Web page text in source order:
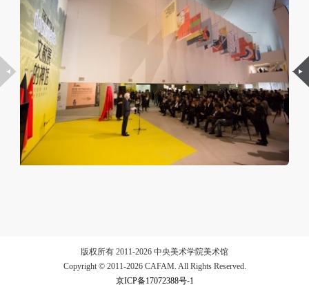
版权所有 2011-2026 中央美术学院美术馆
Copyright © 2011-2026 CAFAM. All Rights Reserved.
京ICP备17072388号-1
容包括：①中央美术学院美术馆②中央美术学院校园
内○3由中央美术学院公共教育部策划或执行的一切活
动。
（2）、使用形式 用于中央美术学院图书出版、销售
附带光盘及宣传资料。
（3）、使用地域范围
适用地域范围包括国内和国外。
使用肖像的媒介限于不损害甲方肖像权的任何媒介
（如杂志、网络等）。
乙方于拍摄完带有甲方肖像的作品无需支付甲方任何
容包括：①中央美术学院美术馆②中央美术学院校园
内○3由中央美术学院公共教育部策划或执行的一切活
动。
（2）、使用形式 用于中央美术学院图书出版、销售
附带光盘及宣传资料。
（3）、使用地域范围
适用地域范围包括国内和国外。
使用肖像的媒介限于不损害甲方肖像权的任何媒介
（如杂志、网络等）。
乙方于拍摄完带有甲方肖像的作品无需支付甲方任何
容包括：①中央美术学院美术馆②中央美术学院校园
内○3由中央美术学院公共教育部策划或执行的一切活
动。
（2）、使用形式 用于中央美术学院图书出版、销售
附带光盘及宣传资料。
（3）、使用地域范围
适用地域范围包括国内和国外。
使用肖像的媒介限于不损害甲方肖像权的任何媒介
（如杂志、网络等）。
乙方于拍摄完带有甲方肖像的作品无需支付甲方任何